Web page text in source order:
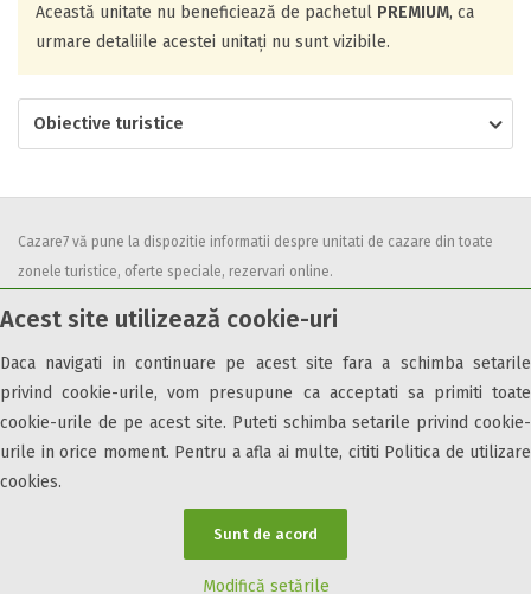
Acest site utilizează cookie-uri
Daca navigati in continuare pe acest site fara a schimba setarile
privind cookie-urile, vom presupune ca acceptati sa primiti toate
cookie-urile de pe acest site. Puteti schimba setarile privind cookie-
urile in orice moment. Pentru a afla ai multe, cititi Politica de utilizare
cookies.
Sunt de acord
Modifică setările
Această unitate nu beneficiează de pachetul PREMIUM, ca
urmare detaliile acestei unitați nu sunt vizibile.
Obiective turistice
Cazare7 vă pune la dispozitie informatii despre unitati de cazare din toate
zonele turistice, oferte speciale, rezervari online.
condițiile de utilizare.
Informații utile Parteneri Cazare7